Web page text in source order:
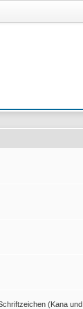
(Kana und